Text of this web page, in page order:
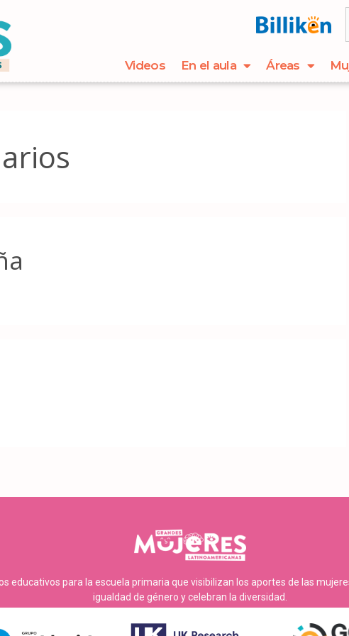
Videos En el aula Áreas
educativos para la escuela primaria que visibilizan los aportes de las
igualdad de género y celebran la diversidad.